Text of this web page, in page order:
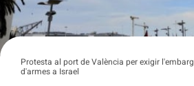
Protesta al port de València per exigir
d'armes a Israel